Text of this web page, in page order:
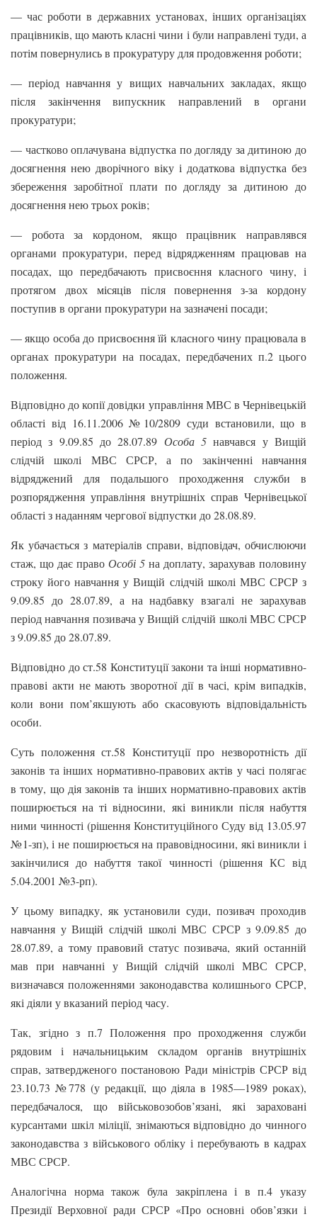
— час роботи в державних установах, інших організаціях
працівників, що мають класні чини і були направлені туди, а
потім повернулись в прокуратуру для продовження роботи;
— період навчання у вищих навчальних закладах, якщо
після закінчення випускник направлений в органи
прокуратури;
— частково оплачувана відпустка по догляду за дитиною до
досягнення нею дворічного віку і додаткова відпустка без
збереження заробітної плати по догляду за дитиною до
досягнення нею трьох років;
— робота за кордоном, якщо працівник направлявся
органами прокуратури, перед відрядженням працював на
посадах, що передбачають присвоєння класного чину, і
протягом двох місяців після повернення з-за кордону
поступив в органи прокуратури на зазначені посади;
— якщо особа до присвоєння їй класного чину працювала в
органах прокуратури на посадах, передбачених п.2 цього
положення.
Відповідно до копії довідки управління МВС в Чернівецькій
області від 16.11.2006 №10/2809 суди встановили, що в
період з 9.09.85 до 28.07.89 Особа 5 навчався у Вищій
слідчій школі МВС СРСР, а по закінченні навчання
відряджений для подальшого проходження служби в
розпорядження управління внутрішніх справ Чернівецької
області з наданням чергової відпустки до 28.08.89.
Як убачається з матеріалів справи, відповідач, обчислюючи
стаж, що дає право Особі 5 на доплату, зарахував половину
строку його навчання у Вищій слідчій школі МВС СРСР з
9.09.85 до 28.07.89, а на надбавку взагалі не зарахував
період навчання позивача у Вищій слідчій школі МВС СРСР
з 9.09.85 до 28.07.89.
Відповідно до ст.58 Конституції закони та інші нормативно-
правові акти не мають зворотної дії в часі, крім випадків,
коли вони пом’якшують або скасовують відповідальність
особи.
Суть положення ст.58 Конституції про незворотність дії
законів та інших нормативно-правових актів у часі полягає
в тому, що дія законів та інших нормативно-правових актів
поширюється на ті відносини, які виникли після набуття
ними чинності (рішення Конституційного Суду від 13.05.97
№1-зп), і не поширюється на правовідносини, які виникли і
закінчилися до набуття такої чинності (рішення КС від
5.04.2001 №3-рп).
У цьому випадку, як установили суди, позивач проходив
навчання у Вищій слідчій школі МВС СРСР з 9.09.85 до
28.07.89, а тому правовий статус позивача, який останній
мав при навчанні у Вищій слідчій школі МВС СРСР,
визначався положеннями законодавства колишнього СРСР,
які діяли у вказаний період часу.
Так, згідно з п.7 Положення про проходження служби
рядовим і начальницьким складом органів внутрішніх
справ, затвердженого постановою Ради міністрів СРСР від
23.10.73 №778 (у редакції, що діяла в 1985—1989 роках),
передбачалося, що військовозобов’язані, які зараховані
курсантами шкіл міліції, знімаються відповідно до чинного
законодавства з військового обліку і перебувають в кадрах
МВС СРСР.
Аналогічна норма також була закріплена і в п.4 указу
Президії Верховної ради СРСР «Про основні обов’язки і